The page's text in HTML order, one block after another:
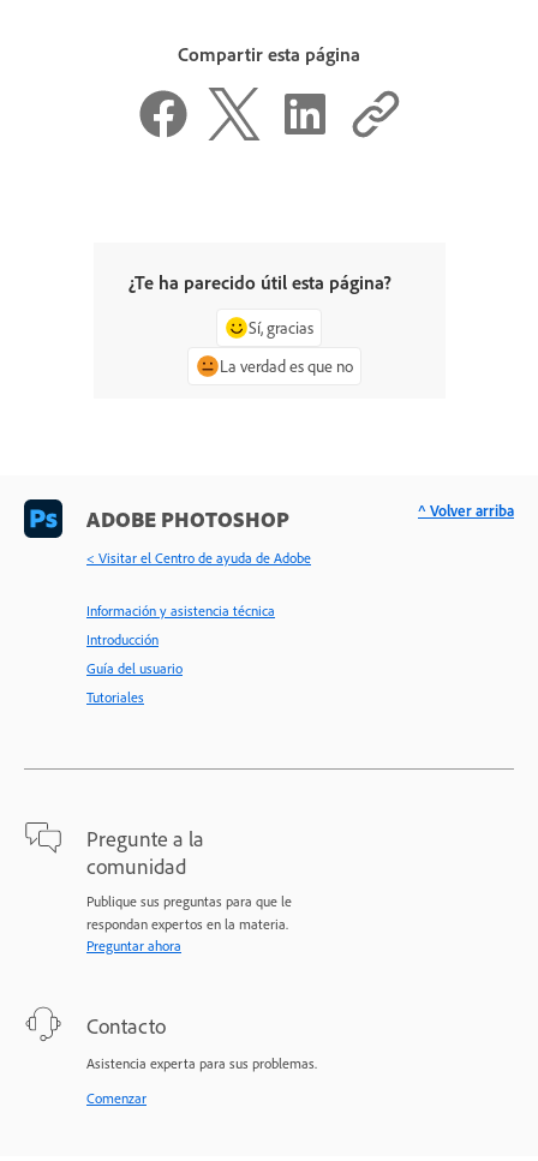
Compartir esta página
¿Te ha parecido útil esta página?
Sí, gracias
La verdad es que no
ADOBE PHOTOSHOP
< Visitar el Centro de ayuda de Adobe
Información y asistencia técnica
Introducción
Guía del usuario
Tutoriales
Pregunte a la
comunidad
Publique sus preguntas para que le
respondan expertos en la materia.
Preguntar ahora
Contacto
Asistencia experta para sus problemas.
Comenzar
^ Volver arriba